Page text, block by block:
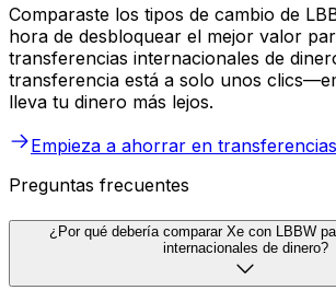
Comparaste los tipos de cambio de
hora de desbloquear el mejor valor
transferencias internacionales de
transferencia está a solo unos
lleva tu dinero más lejos.
Empieza a ahorrar en transferencias
Preguntas frecuentes
¿Por qué debería comparar Xe con LBBW
internacionales de dinero?